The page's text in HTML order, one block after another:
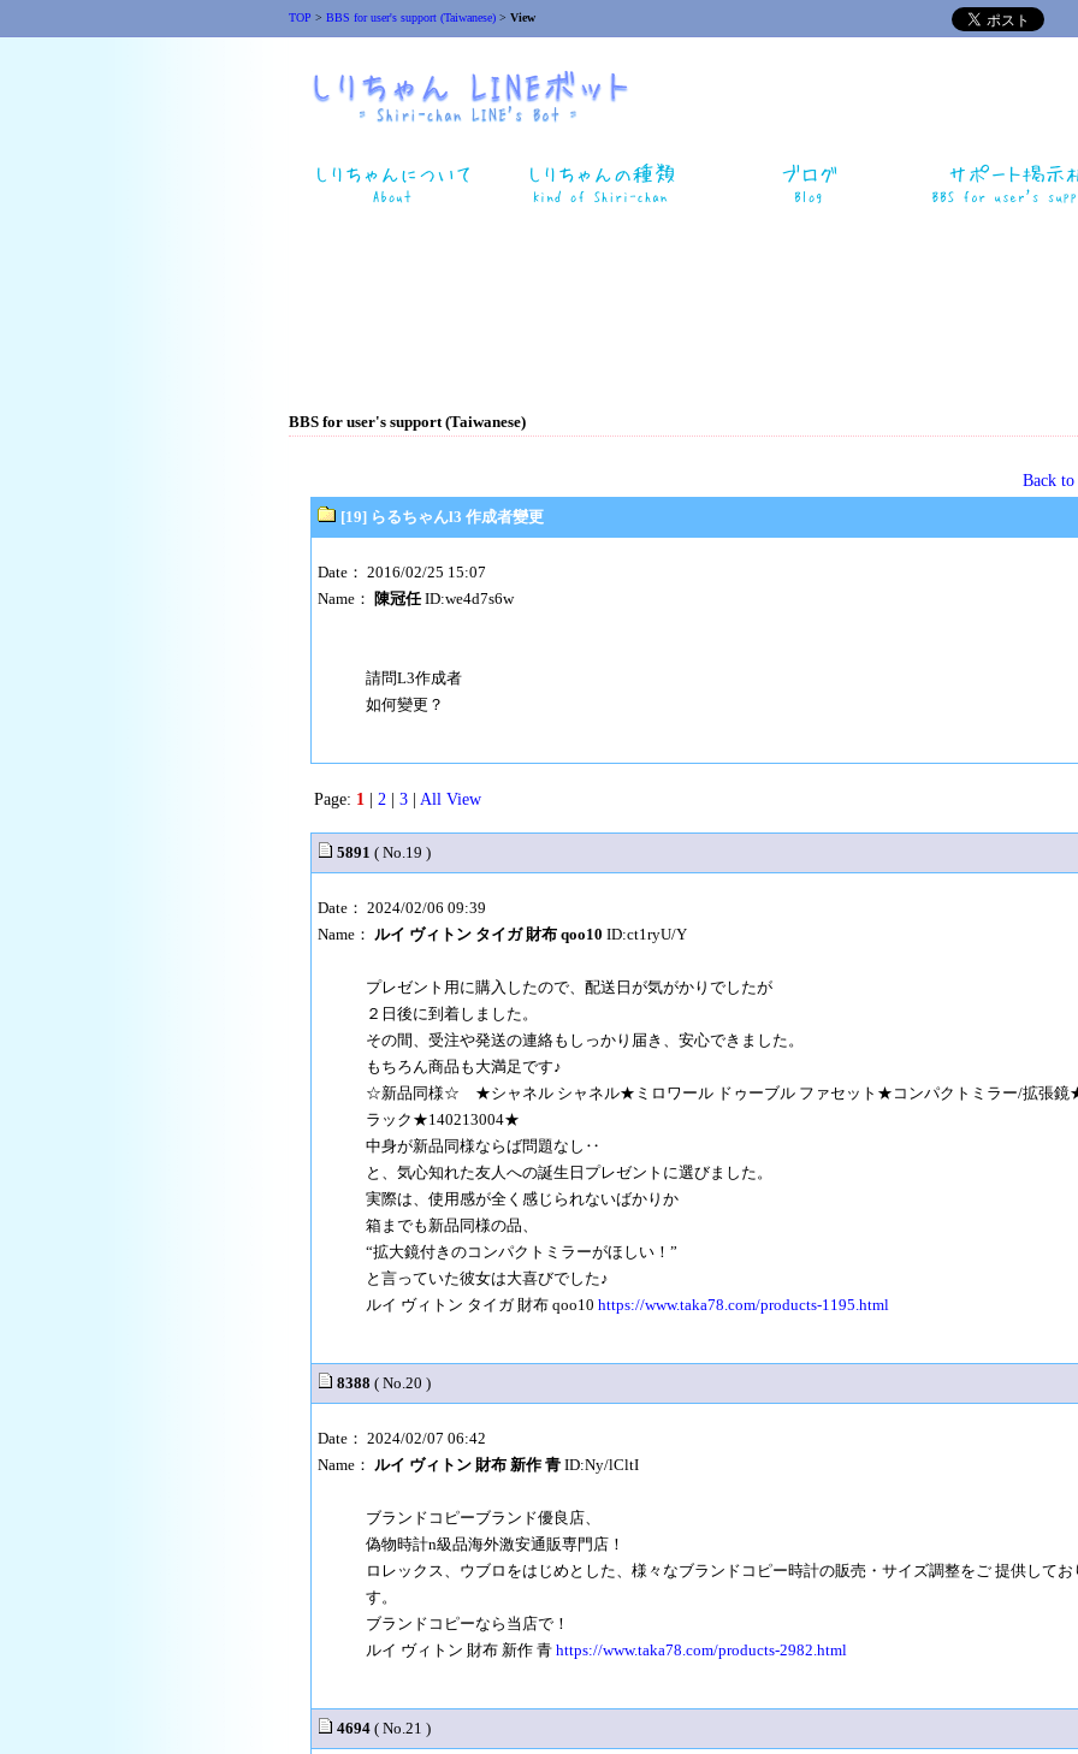
TOP > BBS for user's support (Taiwanese) > View
BBS for user's support (Taiwanese)
Back
[19] らるちゃんl3 作成者變更
Date： 2016/02/25 15:07
Name：
陳冠任ID:we4d7s6w
請問L3作成者
如何變更？
Page: 1 | 2 | 3 | All View
5891 ( No.19 )
Date： 2024/02/06 09:39
Name： ルイ ヴィトン タイガ 財布 qoo10 ID:ct1ryU/Y
プレゼント用に購入したので、配送日が気がかりでしたが
２日後に到着しました。
その間、受注や発送の連絡もしっかり届き、安心できました。
もちろん商品も大満足です♪
☆新品同様☆ ★シャネル シャネル★ミロワール ドゥーブル ファセット★コンパクトミラー/拡張鏡
ラック★140213004★
中身が新品同様ならば問題なし‥
と、気心知れた友人への誕生日プレゼントに選びました。
実際は、使用感が全く感じられないばかりか
箱までも新品同様の品、
“拡大鏡付きのコンパクトミラーがほしい！”
と言っていた彼女は大喜びでした♪
ルイ ヴィトン タイガ 財布 qoo10 https://www.taka78.com/products-1195.html
8388 ( No.20 )
Date： 2024/02/07 06:42
Name： ルイ ヴィトン 財布 新作 青 ID:Ny/lCltI
ブランドコピーブランド優良店、
偽物時計n級品海外激安通販専門店！
ロレックス、ウブロをはじめとした、様々なブランドコピー時計の販売・サイズ調整をご 提供してお
す。
ブランドコピーなら当店で！
ルイ ヴィトン 財布 新作 青 https://www.taka78.com/products-2982.html
4694 ( No.21 )